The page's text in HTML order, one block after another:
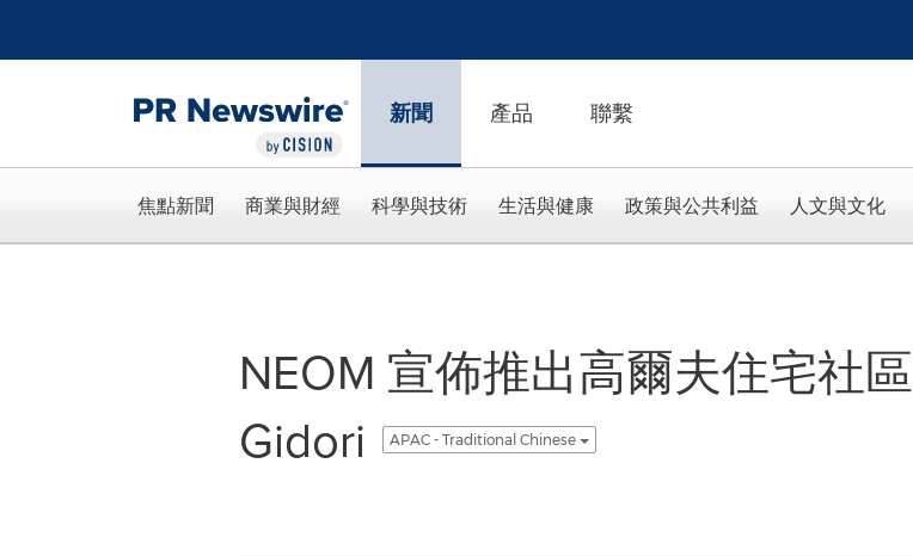
新聞 產品 聯繫
焦點新聞 商業與財經 科學與技術 生活與健康 政策與公共利益 人文與文化
NEOM 宣佈推出高爾夫住宅社區
Gidori
APAC - Traditional Chinese